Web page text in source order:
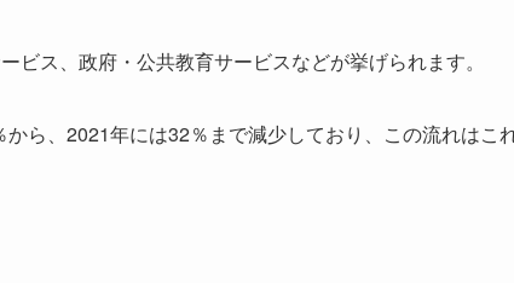
ス、政府・公共教育サービスなどが挙げられます。
ら、2021年には32％まで減少しており、この流れはこ